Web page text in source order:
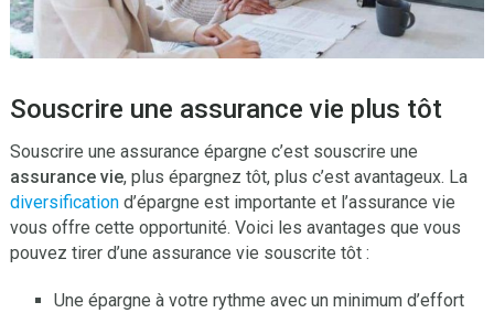
Souscrire une assurance vie plus tôt
Souscrire une assurance épargne c’est souscrire une
assurance vie, plus épargnez tôt, plus c’est avantageux. La
diversificationd’épargne est importante et l’assurance vie
vous offre cette opportunité. Voici les avantages que vous
pouvez tirer d’une assurance vie souscrite tôt :
Une épargne à votre rythme avec un minimum d’effort